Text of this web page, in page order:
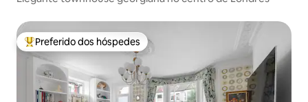
Entre os melhores preferidos dos hóspedes
Preferido dos hóspedes